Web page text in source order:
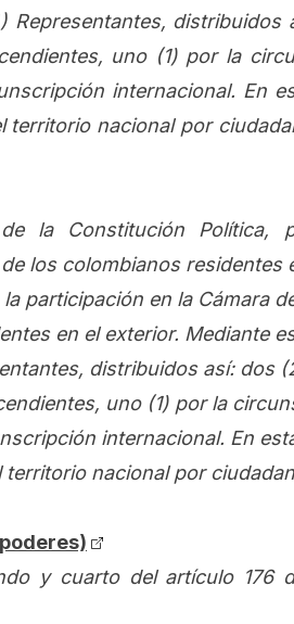
distribuidos
uno (1) por la
internacional. En
nacional por
la Constitución Política,
los colombianos residentes
participación en la Cámara
en el exterior. Mediante
distribuidos así: dos
uno (1) por la
internacional. En
nacional por
y cuarto del artículo 176